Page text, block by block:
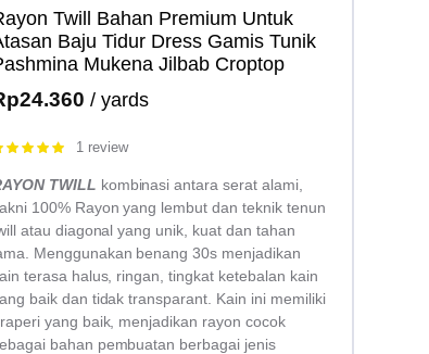
Twill Bahan Premium Untuk
Baju Tidur Dress Gamis Tunik
Mukena Jilbab Croptop
24.360 / yards
Rated
1 review
TWILL kombinasi antara serat alami,
100% Rayon yang lembut dan teknik tenun
atau diagonal yang unik, kuat dan tahan
Menggunakan benang 30s menjadikan
terasa halus, ringan, tingkat ketebalan kain
baik dan tidak transparant. Kain ini memiliki
yang baik, menjadikan rayon cocok
bahan pembuatan berbagai jenis